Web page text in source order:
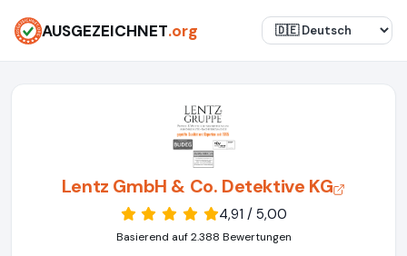
AUSGEZEICHNET.org
Lentz GmbH & Co. Detektive KG
4,91 / 5,00
Basierend auf 2.388 Bewertungen